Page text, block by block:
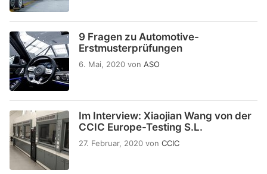
9 Fragen zu Automotive-
Erstmusterprüfungen
6. Mai, 2020 von ASO
Im Interview: Xiaojian Wang von der
CCIC Europe-Testing S.L.
27. Februar, 2020 von CCIC